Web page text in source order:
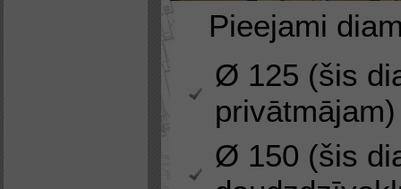
Pieejami
Ø 125 (šis
privātmājam)
Ø 150 (šis